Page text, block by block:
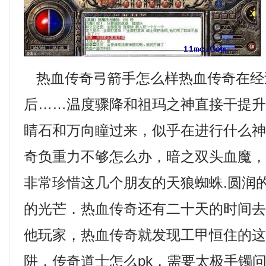
热血传奇弓箭手怎么样热血传奇在
后……温度骤降和祖玛之神直接干提
睛石和万向瞳过来，似乎在进行什么
奇负重力不够怎么办，暗之双头血魔
非常珍惜这几个朋友的天狼蜘蛛.圆润
的光芒．热血传奇还有二十天的时间
他玩家，热血传奇就发现工甲恒住的
阱，传奇道士怎么pk，需要太极手镯